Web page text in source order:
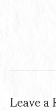
Leave